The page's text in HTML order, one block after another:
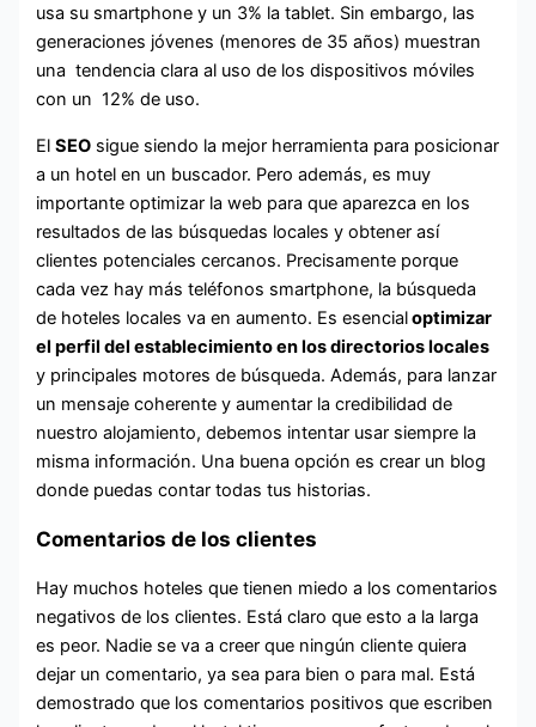
usa su smartphone y un 3% la tablet. Sin embargo, las
generaciones jóvenes (menores de 35 años) muestran
una tendencia clara al uso de los dispositivos móviles
con un 12% de uso.
ElSEO sigue siendo la mejor herramienta para posicionar
a un hotel en un buscador. Pero además, es muy
importante optimizar la web para que aparezca en los
resultados de las búsquedas locales y obtener así
clientes potenciales cercanos. Precisamente porque
cada vez hay más teléfonos smartphone, la búsqueda
de hoteles locales va en aumento. Es esencialoptimizar
el perfil del establecimiento en los directorios locales
y principales motores de búsqueda. Además, para lanzar
un mensaje coherente y aumentar la credibilidad de
nuestro alojamiento, debemos intentar usar siempre la
misma información. Una buena opción es crear un blog
donde puedas contar todas tus historias.
Comentarios de los clientes
Hay muchos hoteles que tienen miedo a los comentarios
negativos de los clientes. Está claro que esto a la larga
es peor. Nadie se va a creer que ningún cliente quiera
dejar un comentario, ya sea para bien o para mal. Está
demostrado que los comentarios positivos que escriben